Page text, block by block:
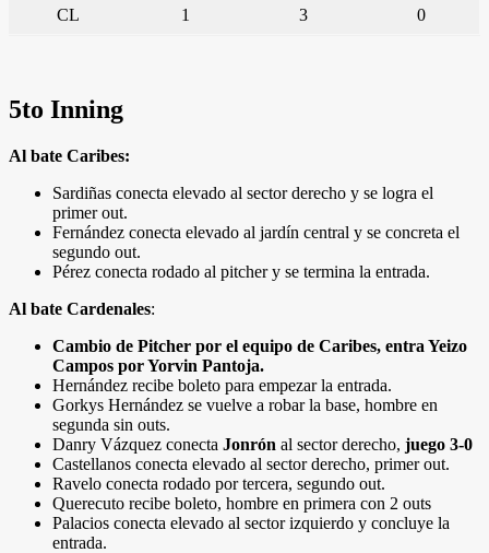
CL 1 3 0
5to Inning
Al bate Caribes:
Sardiñas conecta elevado al sector derecho y se logra el
primer out.
Fernández conecta elevado al jardín central y se concreta el
segundo out.
Pérez conecta rodado al pitcher y se termina la entrada.
Al bate Cardenales:
Cambio de Pitcher por el equipo de Caribes, entra Yeizo
Campos por Yorvin Pantoja.
Hernández recibe boleto para empezar la entrada.
Gorkys Hernández se vuelve a robar la base, hombre en
segunda sin outs.
Danry Vázquez conecta Jonrón al sector derecho, juego 3-0
Castellanos conecta elevado al sector derecho, primer out.
Ravelo conecta rodado por tercera, segundo out.
Querecuto recibe boleto, hombre en primera con 2 outs
Palacios conecta elevado al sector izquierdo y concluye la
entrada.